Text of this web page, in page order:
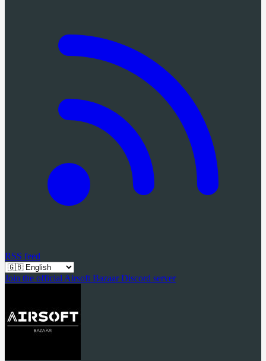
RSS feed
Join the official Airsoft Bazaar Discord server